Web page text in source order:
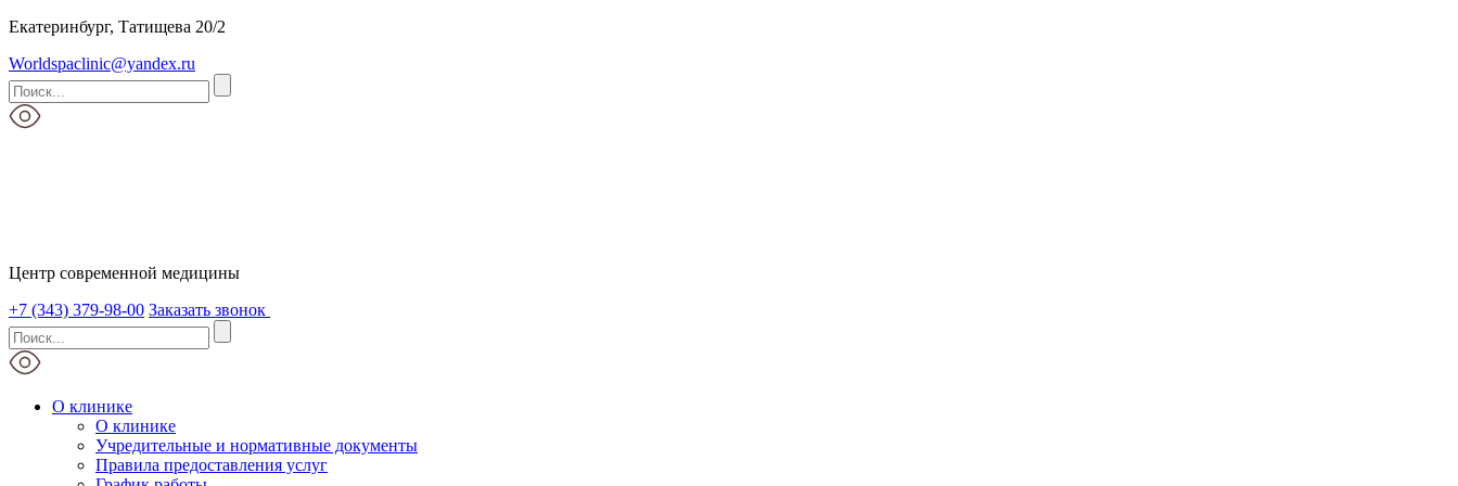
Екатеринбург, Татищева 20/2
Worldspaclinic@yandex.ru
Центр современной медицины
+7 (343) 379-98-00 Заказать звонок
О клинике
О клинике
Учредительные и нормативные документы
Правила предоставления услуг